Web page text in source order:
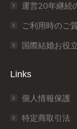
運営20年継続
ご利用時のご
国際結婚お役
Links
個人情報保護
特定商取引法